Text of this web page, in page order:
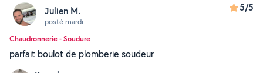
Julien M.
posté mardi
5/5
Chaudronnerie - Soudure
parfait boulot de plomberie soudeur